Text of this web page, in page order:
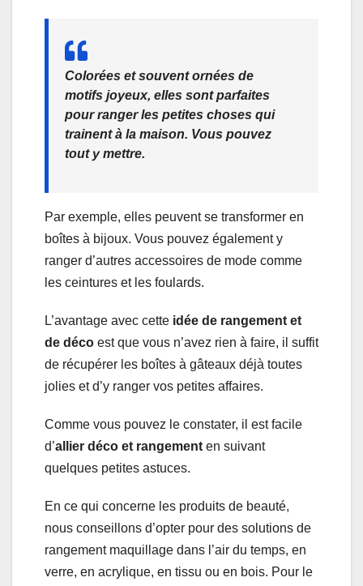
Colorées et souvent ornées de
motifs joyeux, elles sont parfaites
pour ranger les petites choses qui
trainent à la maison. Vous pouvez
tout y mettre.
Par exemple, elles peuvent se transformer en
boîtes à bijoux. Vous pouvez également y
ranger d’autres accessoires de mode comme
les ceintures et les foulards.
L’avantage avec cette idée de rangement et
de déco est que vous n’avez rien à faire, il suffit
de récupérer les boîtes à gâteaux déjà toutes
jolies et d’y ranger vos petites affaires.
Comme vous pouvez le constater, il est facile
d’allier déco et rangementen suivant
quelques petites astuces.
En ce qui concerne les produits de beauté,
nous conseillons d’opter pour des solutions de
rangement maquillage dans l’air du temps, en
verre, en acrylique, en tissu ou en bois. Pour le